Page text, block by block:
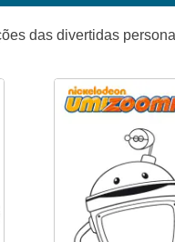
das divertidas